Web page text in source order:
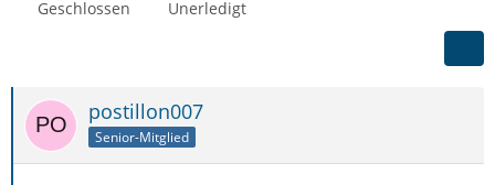
Geschlossen
Unerledigt
postillon007
Senior-Mitglied